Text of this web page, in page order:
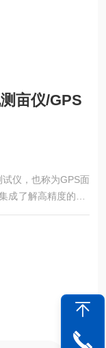
亩仪/GPS
仪，也称为GPS面
成了解高精度的GP
掌上电脑系统，能